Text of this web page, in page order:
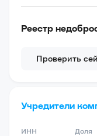
Реестр
Проверить
Учредители
ИНН Доля